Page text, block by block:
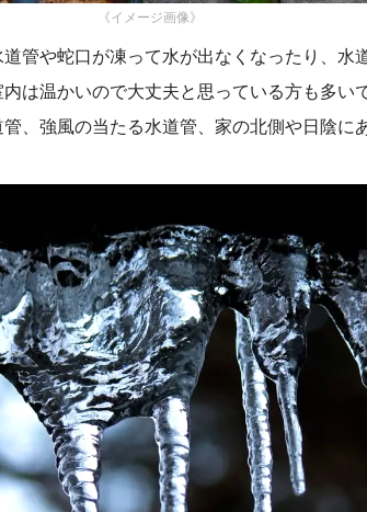
《イメージ画像》
管や蛇口が凍って水が出なくなったり、水
は温かいので大丈夫と思っている方も多い
、強風の当たる水道管、家の北側や日陰に